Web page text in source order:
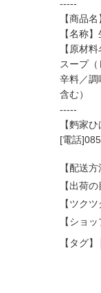
-----
【商品
【名称
【原材
スープ
辛料／調
含む）
-----
【麪家
[電話
【配送
【出荷
【ツク
【ショ
【タグ】